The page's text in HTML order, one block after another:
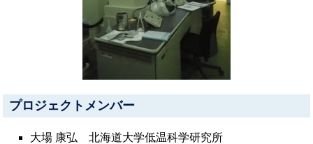
プロジェクトメンバー
大場 康弘 北海道大学低温科学研究所